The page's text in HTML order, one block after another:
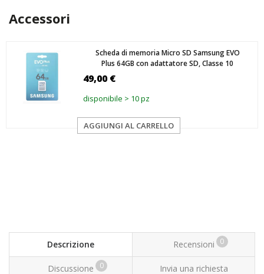
Accessori
Scheda di memoria Micro SD Samsung EVO
Plus 64GB con adattatore SD, Classe 10
49,00 €
disponibile > 10 pz
AGGIUNGI AL CARRELLO
Descrizione Recensioni 0
Discussione 0 Invia una richiesta